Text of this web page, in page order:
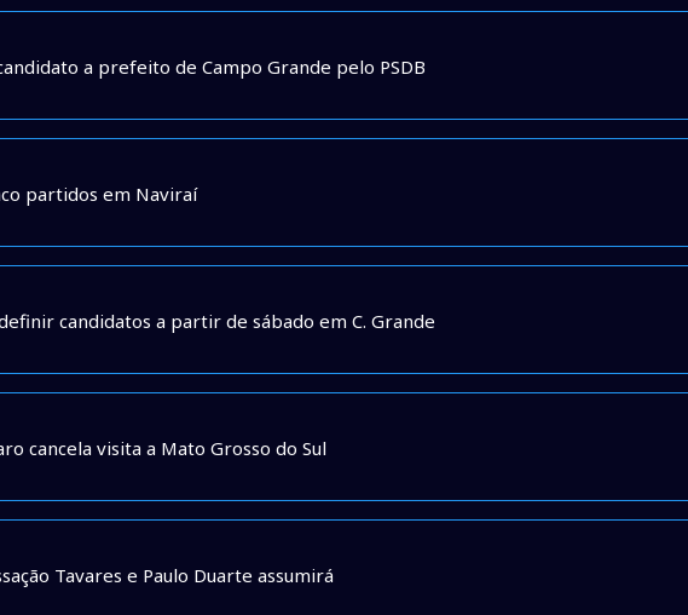
a prefeito de Campo Grande pelo PSDB
partidos em Naviraí
candidatos a partir de sábado em C. Grande
cancela visita a Mato Grosso do Sul
Tavares e Paulo Duarte assumirá